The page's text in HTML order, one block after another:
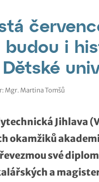
budou i
Mgr. Martina Tomšů
Jihlava
okamžiků
své
a